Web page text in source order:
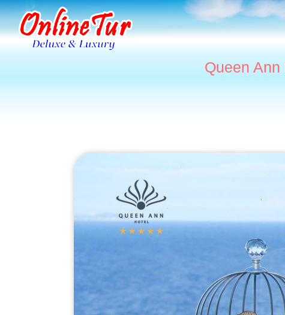
Queen